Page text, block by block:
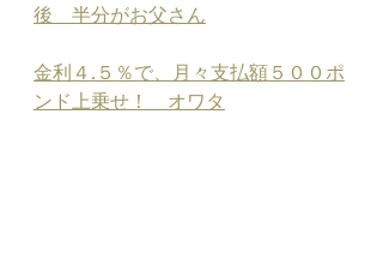
後　半分がお父さん
金利４.５％で、月々支払額５００ポ
ンド上乗せ！　オワタ